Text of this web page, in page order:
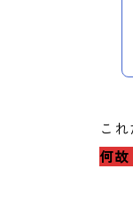
こ
何